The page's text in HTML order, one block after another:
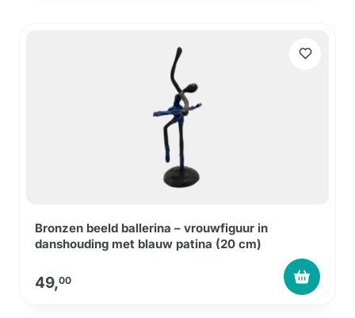
Bronzen beeld ballerina – vrouwfiguur in
danshouding met blauw patina (20 cm)
49,00